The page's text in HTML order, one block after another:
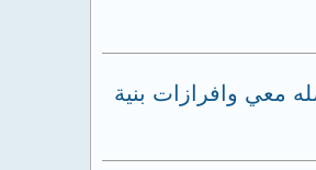
معي وافرازات بنية